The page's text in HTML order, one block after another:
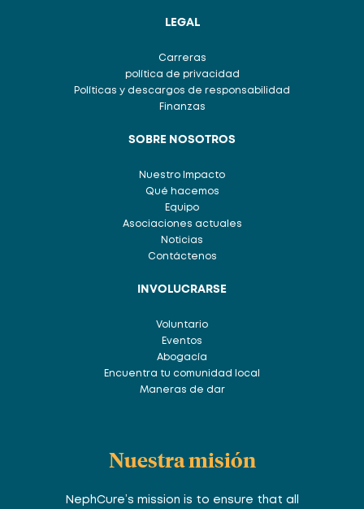
LEGAL
Carreras
política de privacidad
Políticas y descargos de responsabilidad
Finanzas
SOBRE NOSOTROS
Nuestro Impacto
Qué hacemos
Equipo
Asociaciones actuales
Noticias
Contáctenos
INVOLUCRARSE
Voluntario
Eventos
Abogacía
Encuentra tu comunidad local
Maneras de dar
Nuestra misión
NephCure’s mission is to ensure that all